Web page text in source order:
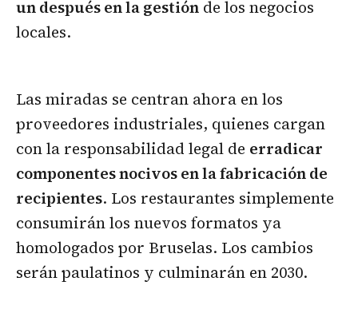
un después en la gestión de los negocios
locales.
Las miradas se centran ahora en los
proveedores industriales, quienes cargan
con la responsabilidad legal de erradicar
componentes nocivos en la fabricación de
recipientes. Los restaurantes simplemente
consumirán los nuevos formatos ya
homologados por Bruselas. Los cambios
serán paulatinos y culminarán en 2030.